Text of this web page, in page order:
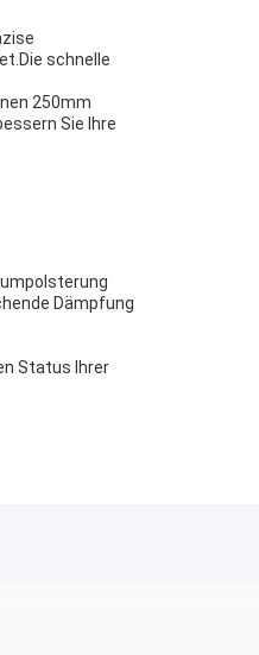
schnelle
250mm
Sie Ihre
Dämpfung
Status Ihrer